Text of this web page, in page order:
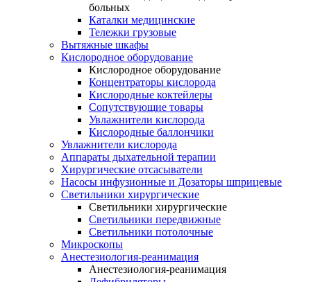
больных
Каталки медицинские
Тележки грузовые
Вытяжные шкафы
Кислородное оборудование
Кислородное оборудование
Концентраторы кислорода
Кислородные коктейлеры
Сопутствующие товары
Увлажнители кислорода
Кислородные баллончики
Увлажнители кислорода
Аппараты дыхательной терапии
Хирургические отсасыватели
Насосы инфузионные и Дозаторы шприцевые
Светильники хирургические
Светильники хирургические
Светильники передвижные
Светильники потолочные
Микроскопы
Анестезиология-реанимация
Анестезиология-реанимация